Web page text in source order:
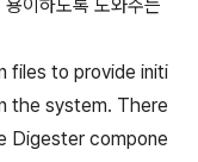
이하도록 도와주는
files to provide initi
the system. There
Digester compone